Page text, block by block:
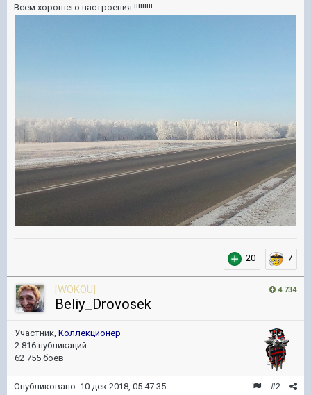
Всем хорошего настроения !!!!!!!!!
20 7
4 734
[WOKOU]
Beliy_Drovosek
Участник, Коллекционер
2 816 публикаций
62 755 боёв
#2
Опубликовано: 10 дек 2018, 05:47:35